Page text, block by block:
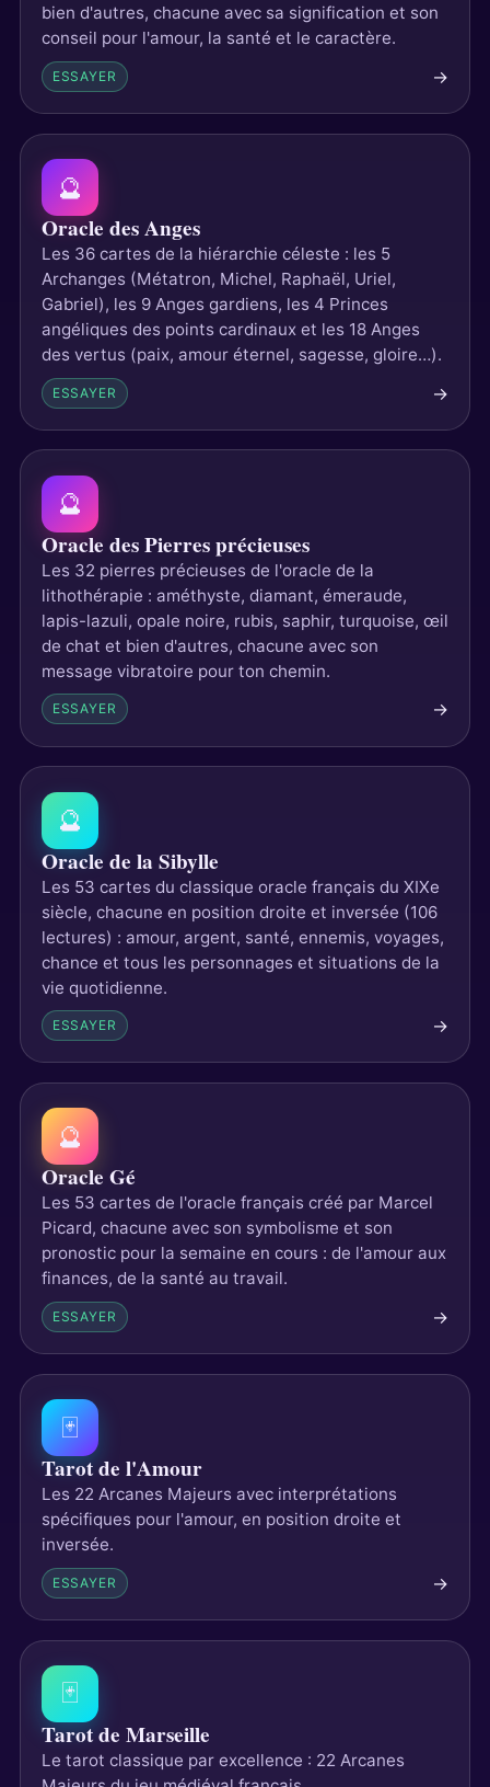
bien d'autres, chacune avec sa signification et son
conseil pour l'amour, la santé et le caractère.
ESSAYER →
🔮
Oracle des Anges
Les 36 cartes de la hiérarchie céleste : les 5
Archanges (Métatron, Michel, Raphaël, Uriel,
Gabriel), les 9 Anges gardiens, les 4 Princes
angéliques des points cardinaux et les 18 Anges
des vertus (paix, amour éternel, sagesse, gloire…).
ESSAYER →
🔮
Oracle des Pierres précieuses
Les 32 pierres précieuses de l'oracle de la
lithothérapie : améthyste, diamant, émeraude,
lapis-lazuli, opale noire, rubis, saphir, turquoise, œil
de chat et bien d'autres, chacune avec son
message vibratoire pour ton chemin.
ESSAYER →
🔮
Oracle de la Sibylle
Les 53 cartes du classique oracle français du XIXe
siècle, chacune en position droite et inversée (106
lectures) : amour, argent, santé, ennemis, voyages,
chance et tous les personnages et situations de la
vie quotidienne.
ESSAYER →
🔮
Oracle Gé
Les 53 cartes de l'oracle français créé par Marcel
Picard, chacune avec son symbolisme et son
pronostic pour la semaine en cours : de l'amour aux
finances, de la santé au travail.
ESSAYER →
🃏
Tarot de l'Amour
Les 22 Arcanes Majeurs avec interprétations
spécifiques pour l'amour, en position droite et
inversée.
ESSAYER →
🃏
Tarot de Marseille
Le tarot classique par excellence : 22 Arcanes